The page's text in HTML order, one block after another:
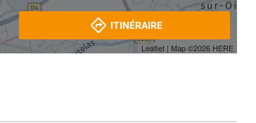
Leaflet | Map ©2026 HERE
ITINÉRAIRE